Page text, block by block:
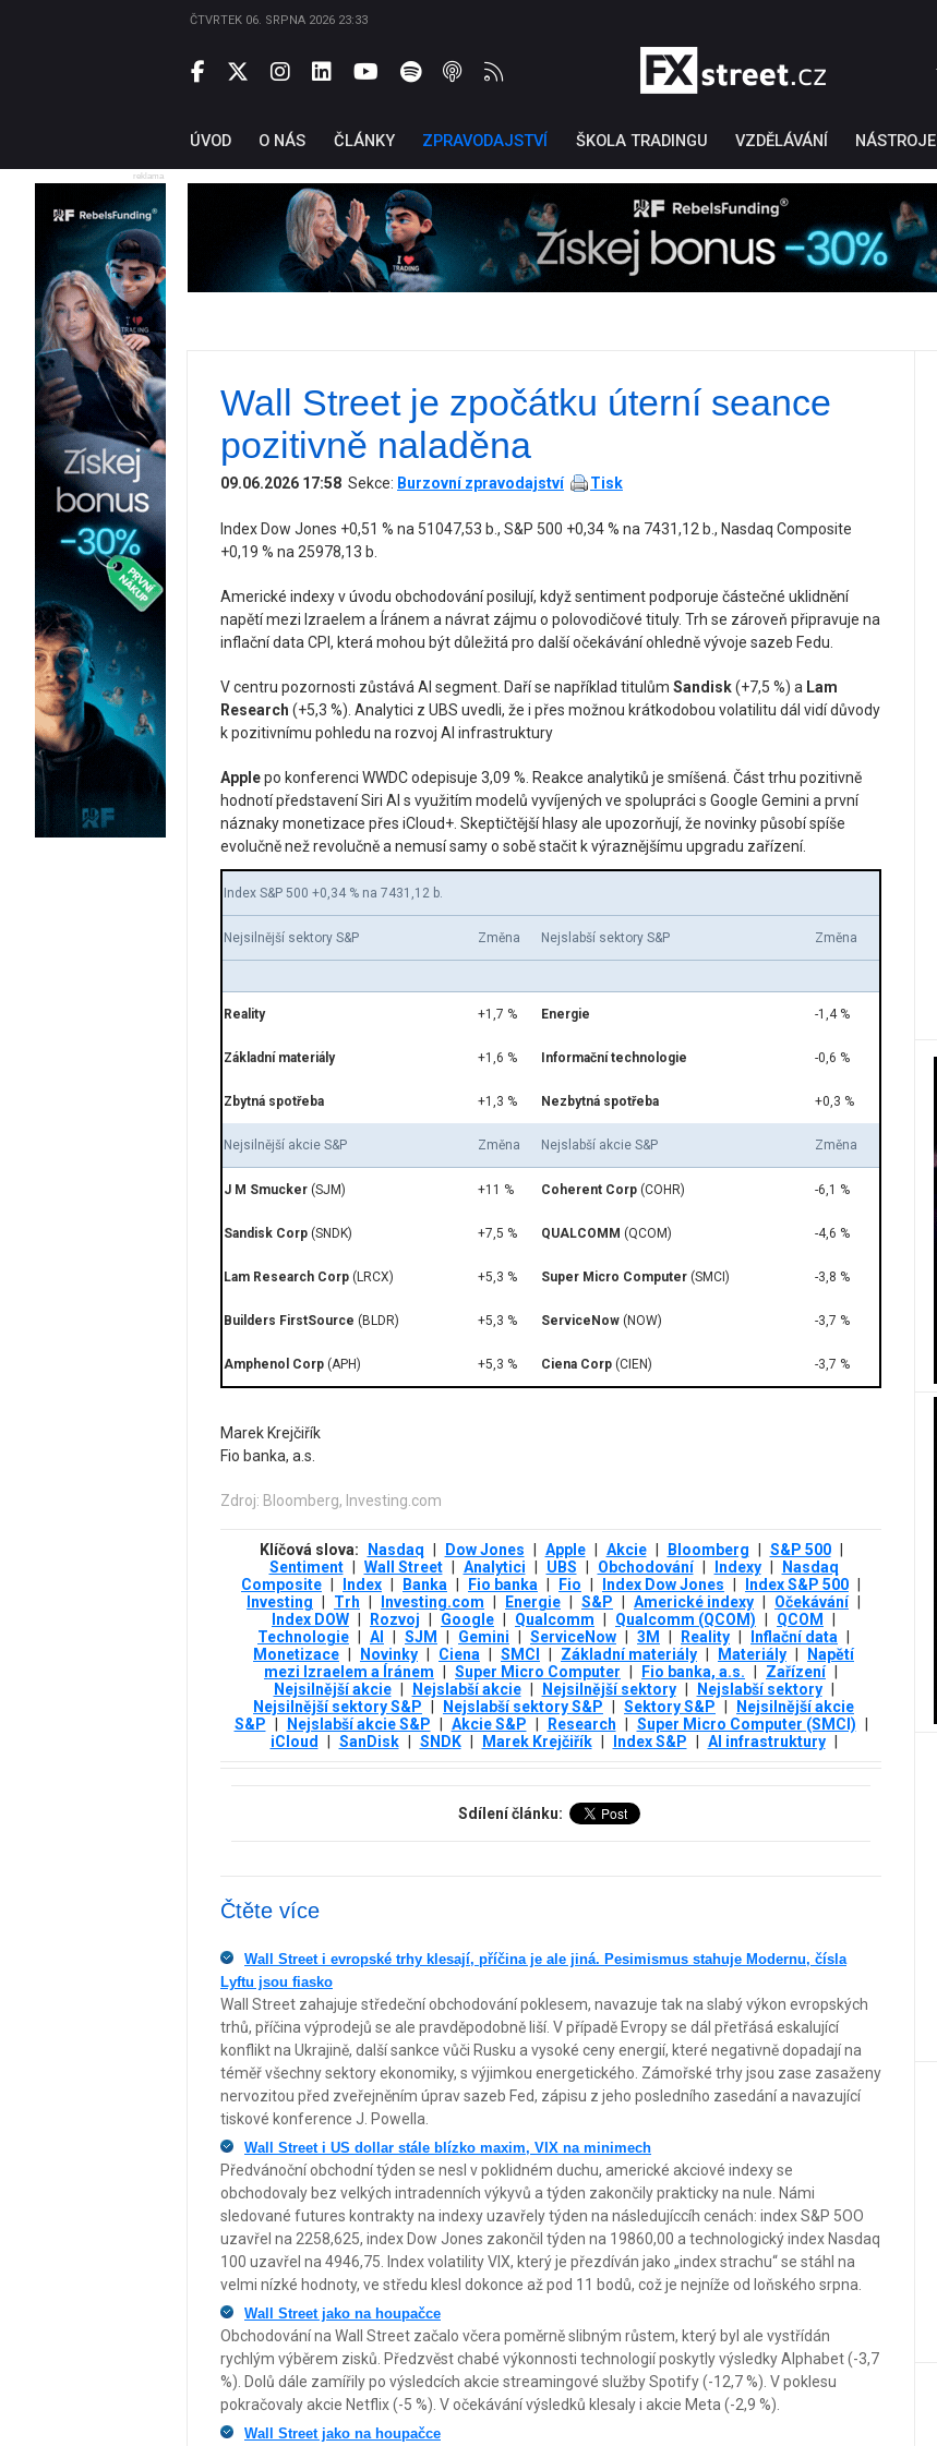
ČTVRTEK 06. SRPNA 2026 23:33
ÚVOD O NÁS ČLÁNKY ZPRAVODAJSTVÍ ŠKOLA TRADINGU VZDĚLÁVÁNÍ NÁSTROJE
reklama
Ticker Tapeby TradingView
Wall Street je zpočátku úterní seance
pozitivně naladěna
09.06.2026 17:58 Sekce: Burzovní zpravodajství Tisk
Index Dow Jones +0,51 % na 51047,53 b., S&P 500 +0,34 % na 7431,12 b., Nasdaq Composite
+0,19 % na 25978,13 b.
Americké indexy v úvodu obchodování posilují, když sentiment podporuje částečné uklidnění
napětí mezi Izraelem a Íránem a návrat zájmu o polovodičové tituly. Trh se zároveň připravuje na
inflační data CPI, která mohou být důležitá pro další očekávání ohledně vývoje sazeb Fedu.
V centru pozornosti zůstává AI segment. Daří se například titulům Sandisk(+7,5 %) a Lam
Research (+5,3 %). Analytici z UBS uvedli, že i přes možnou krátkodobou volatilitu dál vidí důvody
k pozitivnímu pohledu na rozvoj AI infrastruktury
Applepo konferenci WWDC odepisuje 3,09 %. Reakce analytiků je smíšená. Část trhu pozitivně
hodnotí představení Siri AI s využitím modelů vyvíjených ve spolupráci s Google Gemini a první
náznaky monetizace přes iCloud+. Skeptičtější hlasy ale upozorňují, že novinky působí spíše
evolučně než revolučně a nemusí samy o sobě stačit k výraznějšímu upgradu zařízení.
Index S&P 500 +0,34 % na 7431,12 b.
Nejsilnější sektory S&P Změna Nejslabší sektory S&P Změna
Reality +1,7 % Energie -1,4 %
Základní materiály +1,6 % Informační technologie -0,6 %
Zbytná spotřeba +1,3 % Nezbytná spotřeba +0,3 %
Nejsilnější akcie S&P Změna Nejslabší akcie S&P Změna
J M Smucker (SJM) +11 % Coherent Corp (COHR) -6,1 %
Sandisk Corp (SNDK) +7,5 % QUALCOMM (QCOM) -4,6 %
Lam Research Corp (LRCX) +5,3 % Super Micro Computer (SMCI) -3,8 %
Builders FirstSource (BLDR) +5,3 % ServiceNow (NOW) -3,7 %
Amphenol Corp (APH) +5,3 % Ciena Corp (CIEN) -3,7 %
Marek Krejčiřík
Fio banka, a.s.
Zdroj: Bloomberg, Investing.com
Klíčová slova: Nasdaq Dow Jones Apple Akcie Bloomberg S&P 500
Sentiment
Wall Street Analytici UBS Obchodování Indexy
Nasdaq
Composite
Index Banka Fio banka Fio Index Dow Jones Index S&P 500
Investing
Trh Investing.com Energie S&P Americké indexy Očekávání
Index DOW
Rozvoj Google Qualcomm Qualcomm (QCOM) QCOM
Technologie
AI SJM Gemini ServiceNow 3М Reality Inflační data
Monetizace
Novinky Ciena SMCI Základní materiály Materiály
Napětí
mezi Izraelem a Íránem
Super Micro Computer Fio banka, a.s. Zařízení
Nejsilnější akcie
Nejslabší akcie Nejsilnější sektory Nejslabší sektory
Nejsilnější sektory S&P
Nejslabší sektory S&P Sektory S&P
Nejsilnější akcie
S&P
Nejslabší akcie S&P Akcie S&P Research Super Micro Computer (SMCI)
iCloud
SanDisk SNDK Marek Krejčiřík Index S&P AI infrastruktury
Sdílení článku:
Čtěte více
Wall Street i evropské trhy klesají, příčina je ale jiná. Pesimismus stahuje Modernu, čísla
Lyftu jsou fiasko
Wall Street zahajuje středeční obchodování poklesem, navazuje tak na slabý výkon evropských
trhů, příčina výprodejů se ale pravděpodobně liší. V případě Evropy se dál přetřásá eskalující
konflikt na Ukrajině, další sankce vůči Rusku a vysoké ceny energií, které negativně dopadají na
téměř všechny sektory ekonomiky, s výjimkou energetického. Zámořské trhy jsou zase zasaženy
nervozitou před zveřejněním úprav sazeb Fed, zápisu z jeho posledního zasedání a navazující
tiskové konference J. Powella.
Wall Street i US dollar stále blízko maxim, VIX na minimech
Předvánoční obchodní týden se nesl v poklidném duchu, americké akciové indexy se
obchodovaly bez velkých intradenních výkyvů a týden zakončily prakticky na nule. Námi
sledované futures kontrakty na indexy uzavřely týden na následujíccíh cenách: index S&P 5OO
uzavřel na 2258,625, index Dow Jones zakončil týden na 19860,00 a technologický index Nasdaq
100 uzavřel na 4946,75. Index volatility VIX, který je přezdíván jako „index strachu“ se stáhl na
velmi nízké hodnoty, ve středu klesl dokonce až pod 11 bodů, což je nejníže od loňského srpna.
Wall Street jako na houpačce
Obchodování na Wall Street začalo včera poměrně slibným růstem, který byl ale vystřídán
rychlým výběrem zisků. Předzvěst chabé výkonnosti technologií poskytly výsledky Alphabet (-3,7
%). Dolů dále zamířily po výsledcích akcie streamingové služby Spotify (-12,7 %). V poklesu
pokračovaly akcie Netflix (-5 %). V očekávání výsledků klesaly i akcie Meta (-2,9 %).
Wall Street jako na houpačce